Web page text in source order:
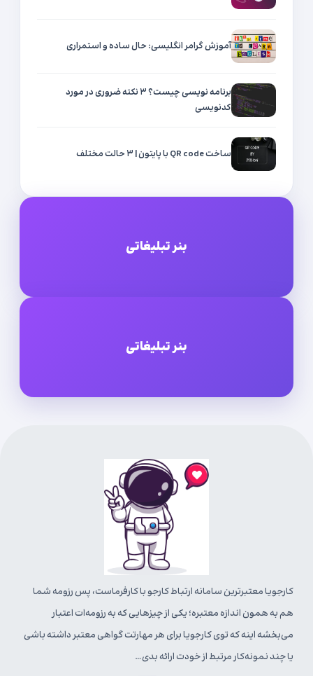
آموزش گرامر انگلیسی: حال ساده و استمراری
برنامه نویسی چیست؟ ۳ نکته ضروری در مورد
کدنویسی
ساخت QR code با پایتون | ۳ حالت مختلف
بنر تبلیغاتی
بنر تبلیغاتی
کارجویا معتبرترین سامانه ارتباط کارجو با کارفرماست، پس رزومه شما
هم به همون اندازه معتبره؛ یکی از چیزهایی که به رزومه‌ات اعتبار
می‌بخشه اینه که توی کارجویا برای هر مهارتت گواهی معتبر داشته باشی
یا چند نمونه‌کار مرتبط از خودت ارائه بدی…